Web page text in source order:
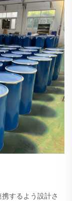
するよう設計さ